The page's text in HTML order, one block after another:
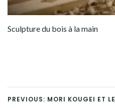
Sculpture du bois à la main
PREVIOUS: MORI KOUGEI ET